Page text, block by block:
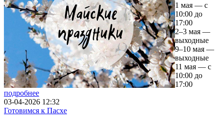
1 мая — с
10:00 до
17:00
2–3 мая —
выходные
9–10 мая —
выходные
11 мая — с
10:00 до
17:00
подробнее
03-04-2026 12:32
Готовимся к Пасхе